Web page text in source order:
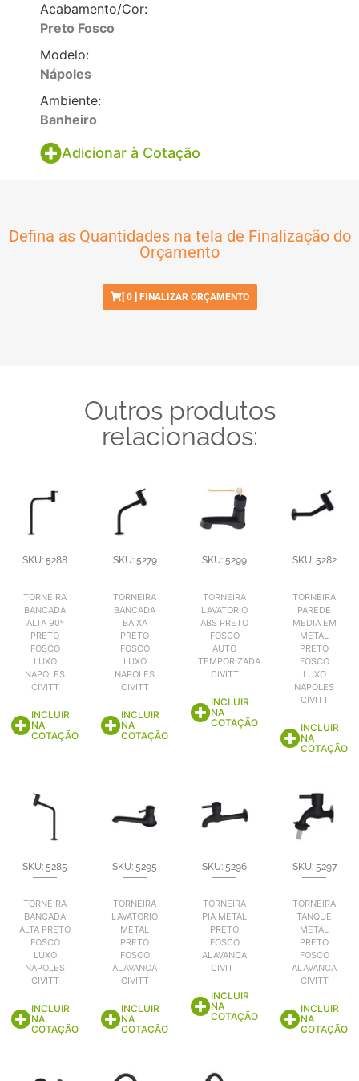
Acabamento/Cor:
Preto Fosco
Modelo:
Nápoles
Ambiente:
Banheiro
Adicionar à Cotação
Defina as Quantidades na tela de Finalização do
Orçamento
[ 0] FINALIZAR ORÇAMENTO
Outros produtos
relacionados:
SKU: 5288
TORNEIRA
BANCADA
ALTA 90º
PRETO
FOSCO
LUXO
NAPOLES
CIVITT
INCLUIR
NA
COTAÇÃO
SKU: 5279
TORNEIRA
BANCADA
BAIXA
PRETO
FOSCO
LUXO
NAPOLES
CIVITT
INCLUIR
NA
COTAÇÃO
SKU: 5299
TORNEIRA
LAVATORIO
ABS PRETO
FOSCO
AUTO
TEMPORIZADA
CIVITT
INCLUIR
NA
COTAÇÃO
SKU: 5282
TORNEIRA
PAREDE
MEDIA EM
METAL
PRETO
FOSCO
LUXO
NAPOLES
CIVITT
INCLUIR
NA
COTAÇÃO
SKU: 5285
TORNEIRA
BANCADA
ALTA PRETO
FOSCO
LUXO
NAPOLES
CIVITT
INCLUIR
NA
COTAÇÃO
SKU: 5295
TORNEIRA
LAVATORIO
METAL
PRETO
FOSCO
ALAVANCA
CIVITT
INCLUIR
NA
COTAÇÃO
SKU: 5296
TORNEIRA
PIA METAL
PRETO
FOSCO
ALAVANCA
CIVITT
INCLUIR
NA
COTAÇÃO
SKU: 5297
TORNEIRA
TANQUE
METAL
PRETO
FOSCO
ALAVANCA
CIVITT
INCLUIR
NA
COTAÇÃO